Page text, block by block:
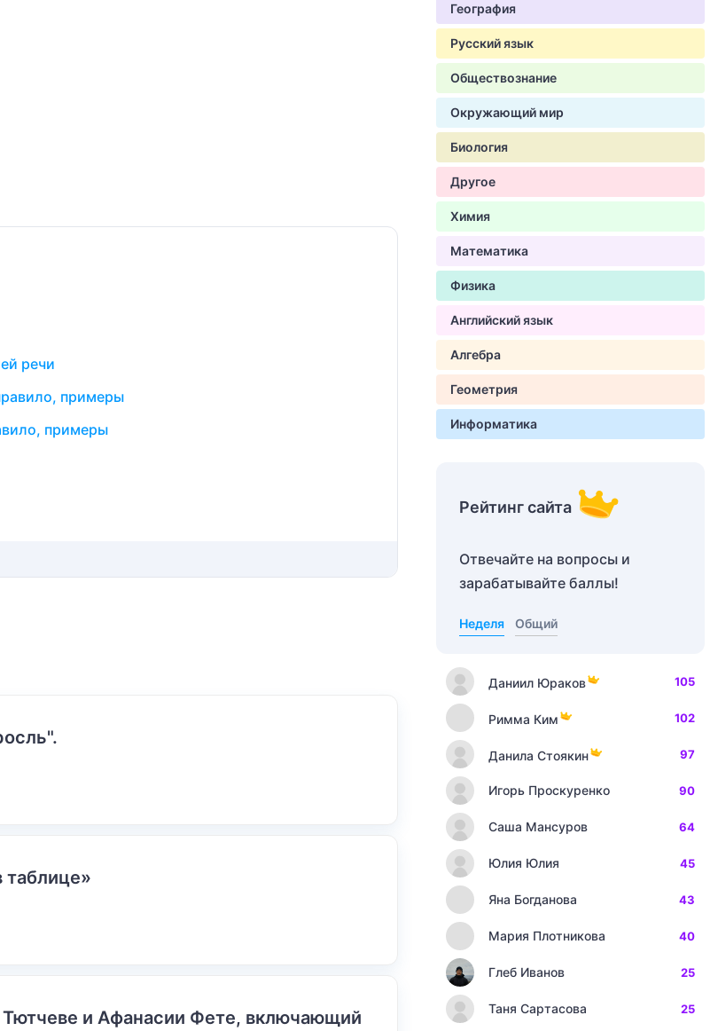
речи
примеры
примеры
таблице»
и Афанасии Фете, включающий
География
Русский язык
Обществознание
Окружающий мир
Биология
Другое
Химия
Математика
Физика
Английский язык
Алгебра
Геометрия
Информатика
Рейтинг сайта
Отвечайте на вопросы и
зарабатывайте баллы!
Неделя Общий
Даниил Юраков 105
Римма Ким 102
Данила Стоякин 97
Игорь Проскуренко 90
Саша Мансуров 64
Юлия Юлия 45
Яна Богданова 43
Мария Плотникова 40
Глеб Иванов 25
Таня Сартасова 25